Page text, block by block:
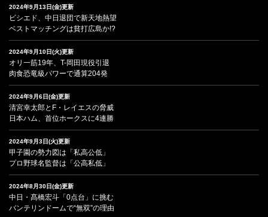
2024年9月13日(金)更新
ビシエド、中日退団で新天地熱望
ベストマッチングは貧打広島か!?
2024年9月10日(火)更新
オリ一筋19年、T-岡田現役引退
肉食恐竜級パワーで通算204発
2024年9月6日(金)更新
清宮幸太郎とF・レイエスの脅威
日本ハム、首位ホークスに4連勝
2024年9月3日(火)更新
甲子園の勢力図は「私高公低」
プロ野球名監督は「公高私低」
2024年8月30日(金)更新
中日・髙橋宏斗「0点台」に挑む
バンテリンドームで“無双”の理由